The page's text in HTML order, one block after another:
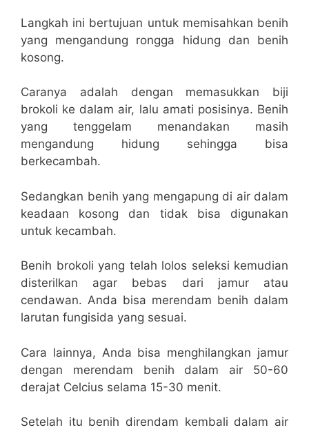
Langkah ini bertujuan untuk memisahkan benih
yang mengandung rongga hidung dan benih
kosong.
Caranya adalah dengan memasukkan biji
brokoli ke dalam air, lalu amati posisinya. Benih
yang tenggelam menandakan masih
mengandung hidung sehingga bisa
berkecambah.
Sedangkan benih yang mengapung di air dalam
keadaan kosong dan tidak bisa digunakan
untuk kecambah.
Benih brokoli yang telah lolos seleksi kemudian
disterilkan agar bebas dari jamur atau
cendawan. Anda bisa merendam benih dalam
larutan fungisida yang sesuai.
Cara lainnya, Anda bisa menghilangkan jamur
dengan merendam benih dalam air 50-60
derajat Celcius selama 15-30 menit.
Setelah itu benih direndam kembali dalam air